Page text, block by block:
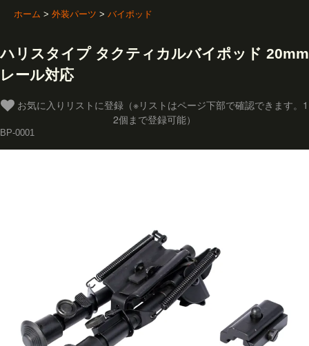
ホーム > 外装パーツ > バイポッド
ハリスタイプ タクティカルバイポッド 20mm
レール対応
2個まで登録可能）
BP-0001